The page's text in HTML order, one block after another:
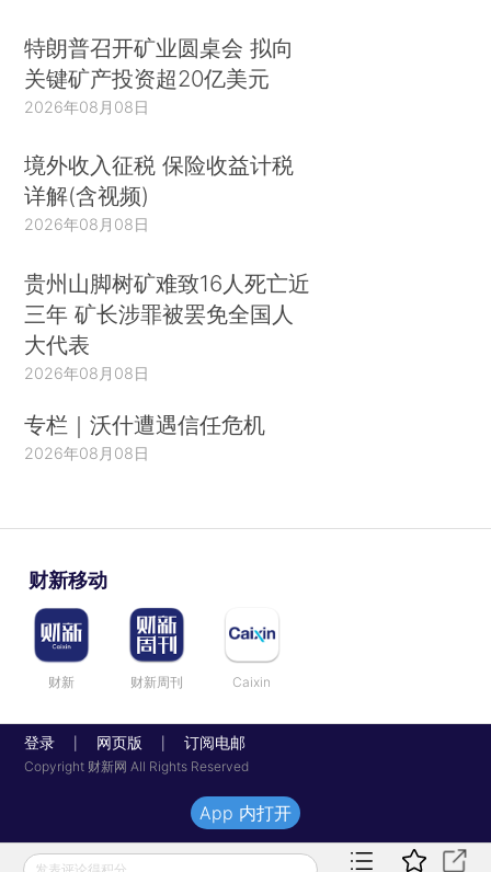
特朗普召开矿业圆桌会 拟向
关键矿产投资超20亿美元
2026年08月08日
境外收入征税 保险收益计税
详解(含视频)
2026年08月08日
贵州山脚树矿难致16人死亡近
三年 矿长涉罪被罢免全国人
大代表
2026年08月08日
专栏｜沃什遭遇信任危机
2026年08月08日
财新移动
财新 财新周刊 Caixin
登录 网页版 订阅电邮
Copyright 财新网 All Rights Reserved
发表评论得积分
App 内打开